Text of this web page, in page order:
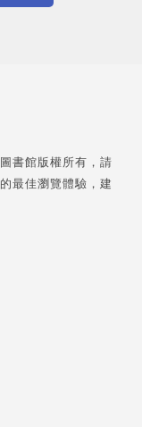
書館版權所有，請
最佳瀏覽體驗，建